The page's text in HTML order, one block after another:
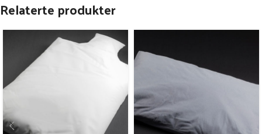
Relaterte produkter